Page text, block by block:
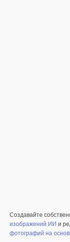
Создавайте
изображений ИИ и
фотографий на